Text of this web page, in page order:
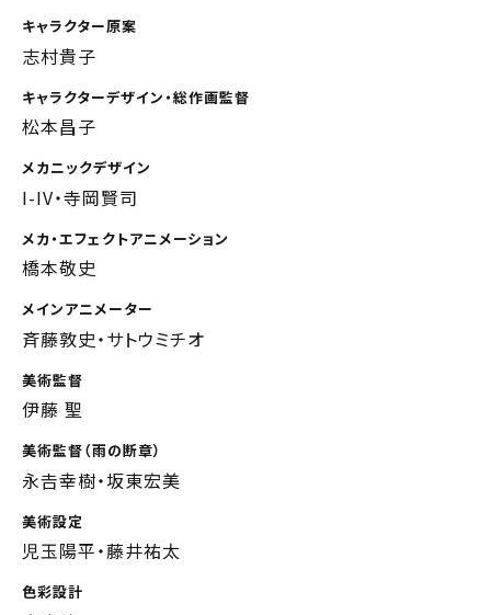
キャラクター原案
志村貴子
キャラクターデザイン・総作画監督
松本昌子
メカニックデザイン
I-IV・寺岡賢司
メカ・エフェクトアニメーション
橋本敬史
メインアニメーター
斉藤敦史・サトウミチオ
美術監督
伊藤 聖
美術監督（雨の断章）
永𠮷幸樹・坂東宏美
美術設定
児玉陽平・藤井祐太
色彩設計